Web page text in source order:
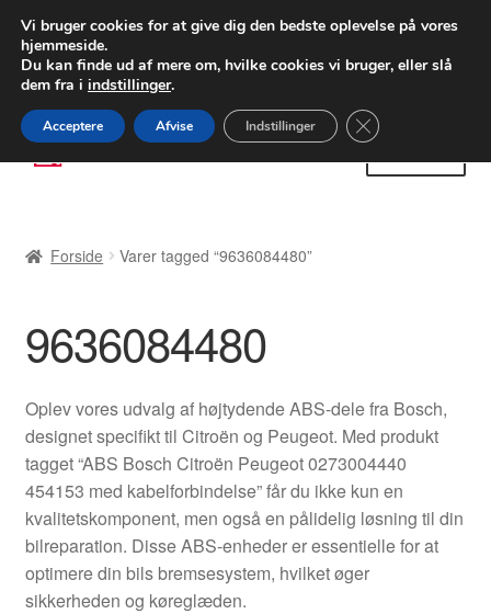
LEVERING fra 55 kr.
FEDEX verdensomspændende forsendelse
80 82 72 02
Spring
til
Spring
til
Betalinger
Kasse
Klageprocedure
Kontakte
Kurv
Forside Varer tagged “9636084480”
9636084480
Oplev vores udvalg af højtydende ABS-dele fra Bosch,
designet specifikt til Citroën og Peugeot. Med produkt
tagget “ABS Bosch Citroën Peugeot 0273004440
454153 med kabelforbindelse” får du ikke kun en
kvalitetskomponent, men også en pålidelig løsning til din
bilreparation. Disse ABS-enheder er essentielle for at
optimere din bils bremsesystem, hvilket øger
sikkerheden og køreglæden.
Vi bruger cookies for at give dig den bedste oplevelse på vores
hjemmeside.
Du kan finde ud af mere om, hvilke cookies vi bruger, eller slå
dem fra i indstillinger.
Acceptere Afvise Indstillinger Close GDPR